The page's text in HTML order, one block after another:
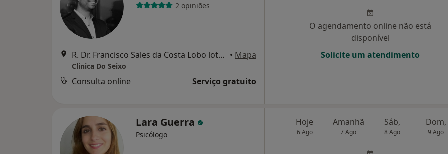
2 opiniões
R. Dr. Francisco Sales da Costa Lobo lote 5 Loja 7B, Vila Real • Mapa
Clinica Do Seixo
Consulta online Serviço gratuito
O agendamento online não está
disponível
Solicite um atendimento
Lara Guerra
Psicólogo
Hoje
6 Ago
Amanhã
7 Ago
Sáb,
8 Ago
Dom,
9 Ago